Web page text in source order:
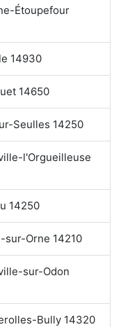
Étoupefour
14930
14650
Seulles 14250
l'Orgueilleuse
14250
sur-Orne 14210
sur-Odon
Bully 14320